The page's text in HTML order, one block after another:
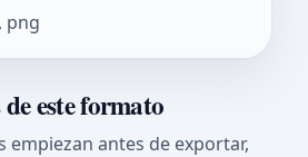
png
este formato
empiezan antes de exportar,